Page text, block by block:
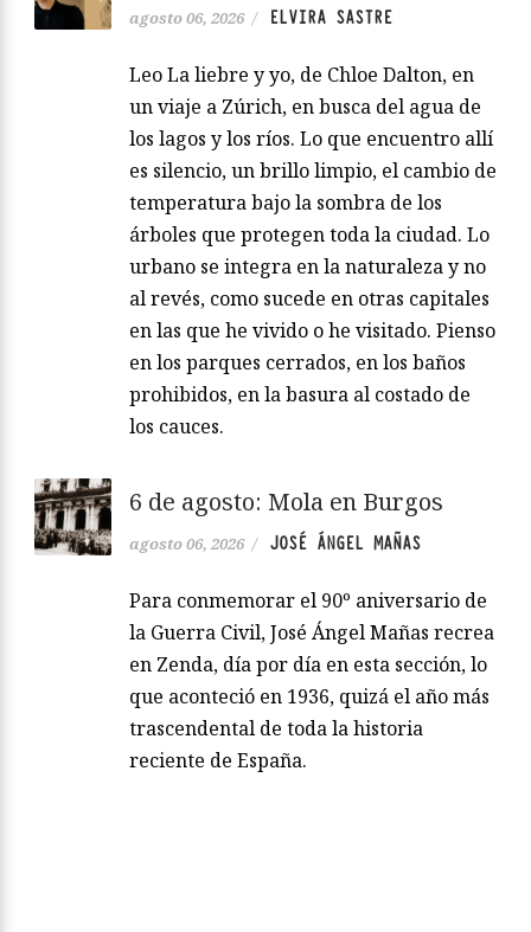
agosto 06, 2026 / ELVIRA SASTRE
Leo La liebre y yo, de Chloe Dalton, en
un viaje a Zúrich, en busca del agua de
los lagos y los ríos. Lo que encuentro allí
es silencio, un brillo limpio, el cambio de
temperatura bajo la sombra de los
árboles que protegen toda la ciudad. Lo
urbano se integra en la naturaleza y no
al revés, como sucede en otras capitales
en las que he vivido o he visitado. Pienso
en los parques cerrados, en los baños
prohibidos, en la basura al costado de
los cauces.
6 de agosto: Mola en Burgos
agosto 06, 2026 / JOSÉ ÁNGEL MAÑAS
Para conmemorar el 90º aniversario de
la Guerra Civil, José Ángel Mañas recrea
en Zenda, día por día en esta sección, lo
que aconteció en 1936, quizá el año más
trascendental de toda la historia
reciente de España.